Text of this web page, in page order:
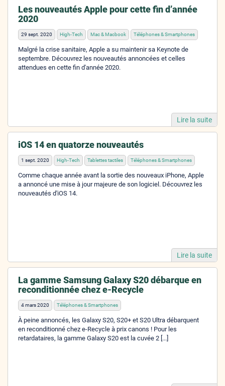
Les nouveautés Apple pour cette fin d’année
2020
29 sept. 2020 High-Tech Mac & Macbook Téléphones & Smartphones
Malgré la crise sanitaire, Apple a su maintenir sa Keynote de
septembre. Découvrez les nouveautés annoncées et celles
attendues en cette fin d'année 2020.
Lire la suite
iOS 14 en quatorze nouveautés
1 sept. 2020 High-Tech Tablettes tactiles Téléphones & Smartphones
Comme chaque année avant la sortie des nouveaux iPhone, Apple
a annoncé une mise à jour majeure de son logiciel. Découvrez les
nouveautés d'iOS 14.
Lire la suite
La gamme Samsung Galaxy S20 débarque en
reconditionnée chez e-Recycle
4 mars 2020 Téléphones & Smartphones
À peine annoncés, les Galaxy S20, S20+ et S20 Ultra débarquent
en reconditionné chez e-Recycle à prix canons ! Pour les
retardataires, la gamme Galaxy S20 est la cuvée 2 [...]